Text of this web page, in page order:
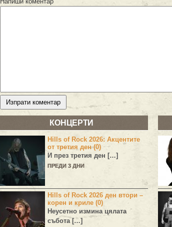
КОНЦЕРТИ
Hills of Rock 2026: Акцентите
от третия ден (0)
И през третия ден […]
ПРЕДИ 3 ДНИ
Hills of Rock 2026 ден втори –
корен и криле (0)
Неусетно измина цялата
събота […]